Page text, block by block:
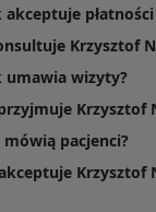
Krzysztof
umawia wizyty?
Krzysztof
pacjenci?
Krzysztof